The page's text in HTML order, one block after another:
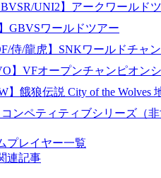
UNI2】アークワールド
GBVSワールドツアー
侍/龍虎】SNKワールドチャ
】VFオープンチャンピオン
】餓狼伝説 City of the Wolves
ンペティティブシリーズ（非
プレイヤー一覧
連記事